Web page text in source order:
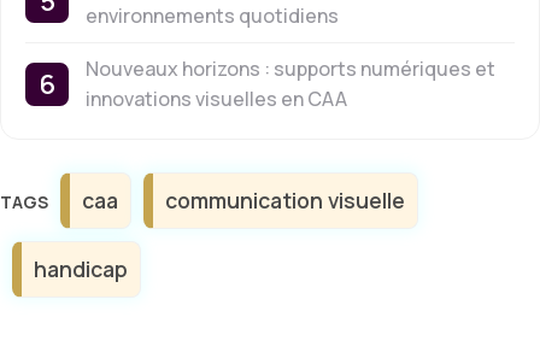
environnements quotidiens
Nouveaux horizons : supports numériques et
innovations visuelles en CAA
Étiquettes
caa communication visuelle
handicap